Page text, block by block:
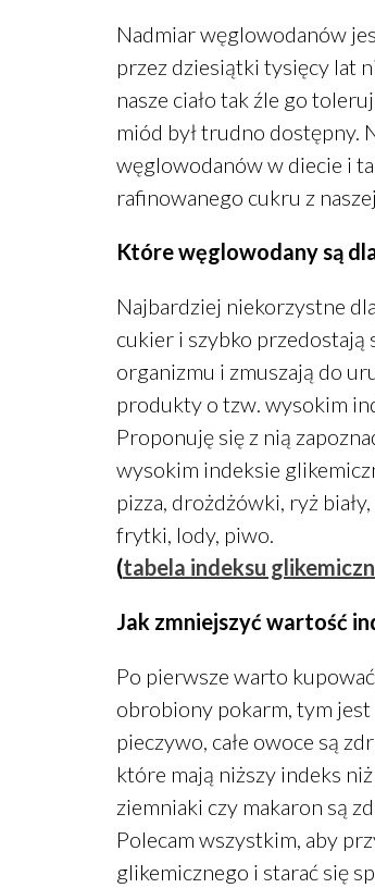
Nadmiar węglowodanów
przez dziesiątki tysięcy lat
nasze ciało tak źle go
miód był trudno dostępny.
węglowodanów w diecie i
rafinowanego cukru z
Które węglowodany są
Najbardziej niekorzystne
cukier i szybko przedostają
organizmu i zmuszają do
produkty o tzw. wysokim
Proponuję się z nią
wysokim indeksie
pizza, drożdżówki, ryż
frytki, lody, piwo.
(tabela indeksu
Jak zmniejszyć wartość
Po pierwsze warto
obrobiony pokarm, tym jest
pieczywo, całe owoce są
które mają niższy indeks
ziemniaki czy makaron są
Polecam wszystkim, aby
glikemicznego i starać się